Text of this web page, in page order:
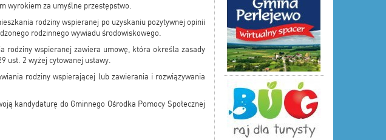
wyrokiem za umyślne przestępstwo.
rodziny wspieranej po uzyskaniu pozytywnej opinii
rodzinnego wywiadu środowiskowego.
rodziny wspieranej zawiera umowę, która określa zasady
ust. 2 wyżej cytowanej ustawy.
rodziny wspierającej lub zawierania i rozwiązywania
kandydaturę do Gminnego Ośrodka Pomocy Społecznej